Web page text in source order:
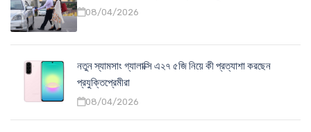
08/04/2026
নতুন স্যামসাং গ্যালাক্সি এ২৭ ৫জি নিয়ে কী প্রত্যাশা করছেন
প্রযুক্তিপ্রেমীরা
08/04/2026